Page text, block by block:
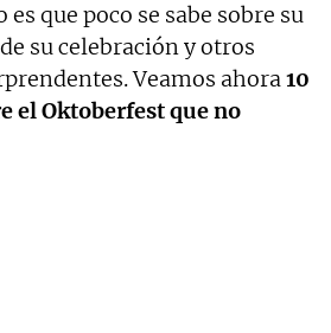
que poco se sabe sobre su
su celebración y otros
Veamos ahora10
el Oktoberfest que no